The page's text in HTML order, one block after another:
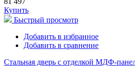
Купить
Быстрый просмотр
Добавить в избранное
Добавить в сравнение
Стальная дверь с отделкой МДФ-